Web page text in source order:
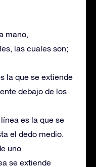
mano,
las cuales son;
la que se extiende
debajo de los
es la que se
el dedo medio.
uno
se extiende